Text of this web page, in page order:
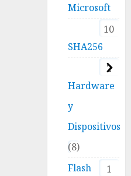
Microsoft
10
SHA256
2
Hardware
y
Dispositivos
8
Flash
1